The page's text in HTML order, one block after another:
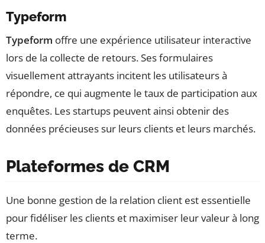
Typeform
Typeform offre une expérience utilisateur interactive
lors de la collecte de retours. Ses formulaires
visuellement attrayants incitent les utilisateurs à
répondre, ce qui augmente le taux de participation aux
enquêtes. Les startups peuvent ainsi obtenir des
données précieuses sur leurs clients et leurs marchés.
Plateformes de CRM
Une bonne gestion de la relation client est essentielle
pour fidéliser les clients et maximiser leur valeur à long
terme.